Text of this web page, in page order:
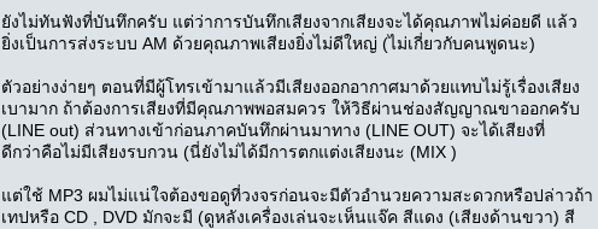
ยังไม่ทันฟังที่บันทึกครับ แต่ว่าการบันทึกเสียงจากเสียงจะได้คุณภาพไม่ค่อยดี แล้ว
ยิ่งเป็นการส่งระบบ AM ด้วยคุณภาพเสียงยิ่งไม่ดีใหญ่ (ไม่เกี่ยวกับคนพูดนะ)
ตัวอย่างง่ายๆ ตอนที่มีผู้โทรเข้ามาแล้วมีเสียงออกอากาศมาด้วยแทบไม่รู้เรื่องเสียง
เบามาก ถ้าต้องการเสียงที่มีคุณภาพพอสมควร ให้วิธีผ่านช่องสัญญาณขาออกครับ
(LINE out) ส่วนทางเข้าก่อนภาคบันทึกผ่านมาทาง (LINE OUT) จะได้เสียงที่
ดีกว่าคือไม่มีเสียงรบกวน (นี่ยังไม่ได้มีการตกแต่งเสียงนะ (MIX )
แต่ใช้ MP3 ผมไม่แน่ใจต้องขอดูที่วงจรก่อนจะมีตัวอำนวยความสะดวกหรือปล่าวถ้า
เทปหรือ CD , DVD มักจะมี (ดูหลังเครื่องเล่นจะเห็นแจ๊ค สีแดง (เสียงด้านขวา) สี